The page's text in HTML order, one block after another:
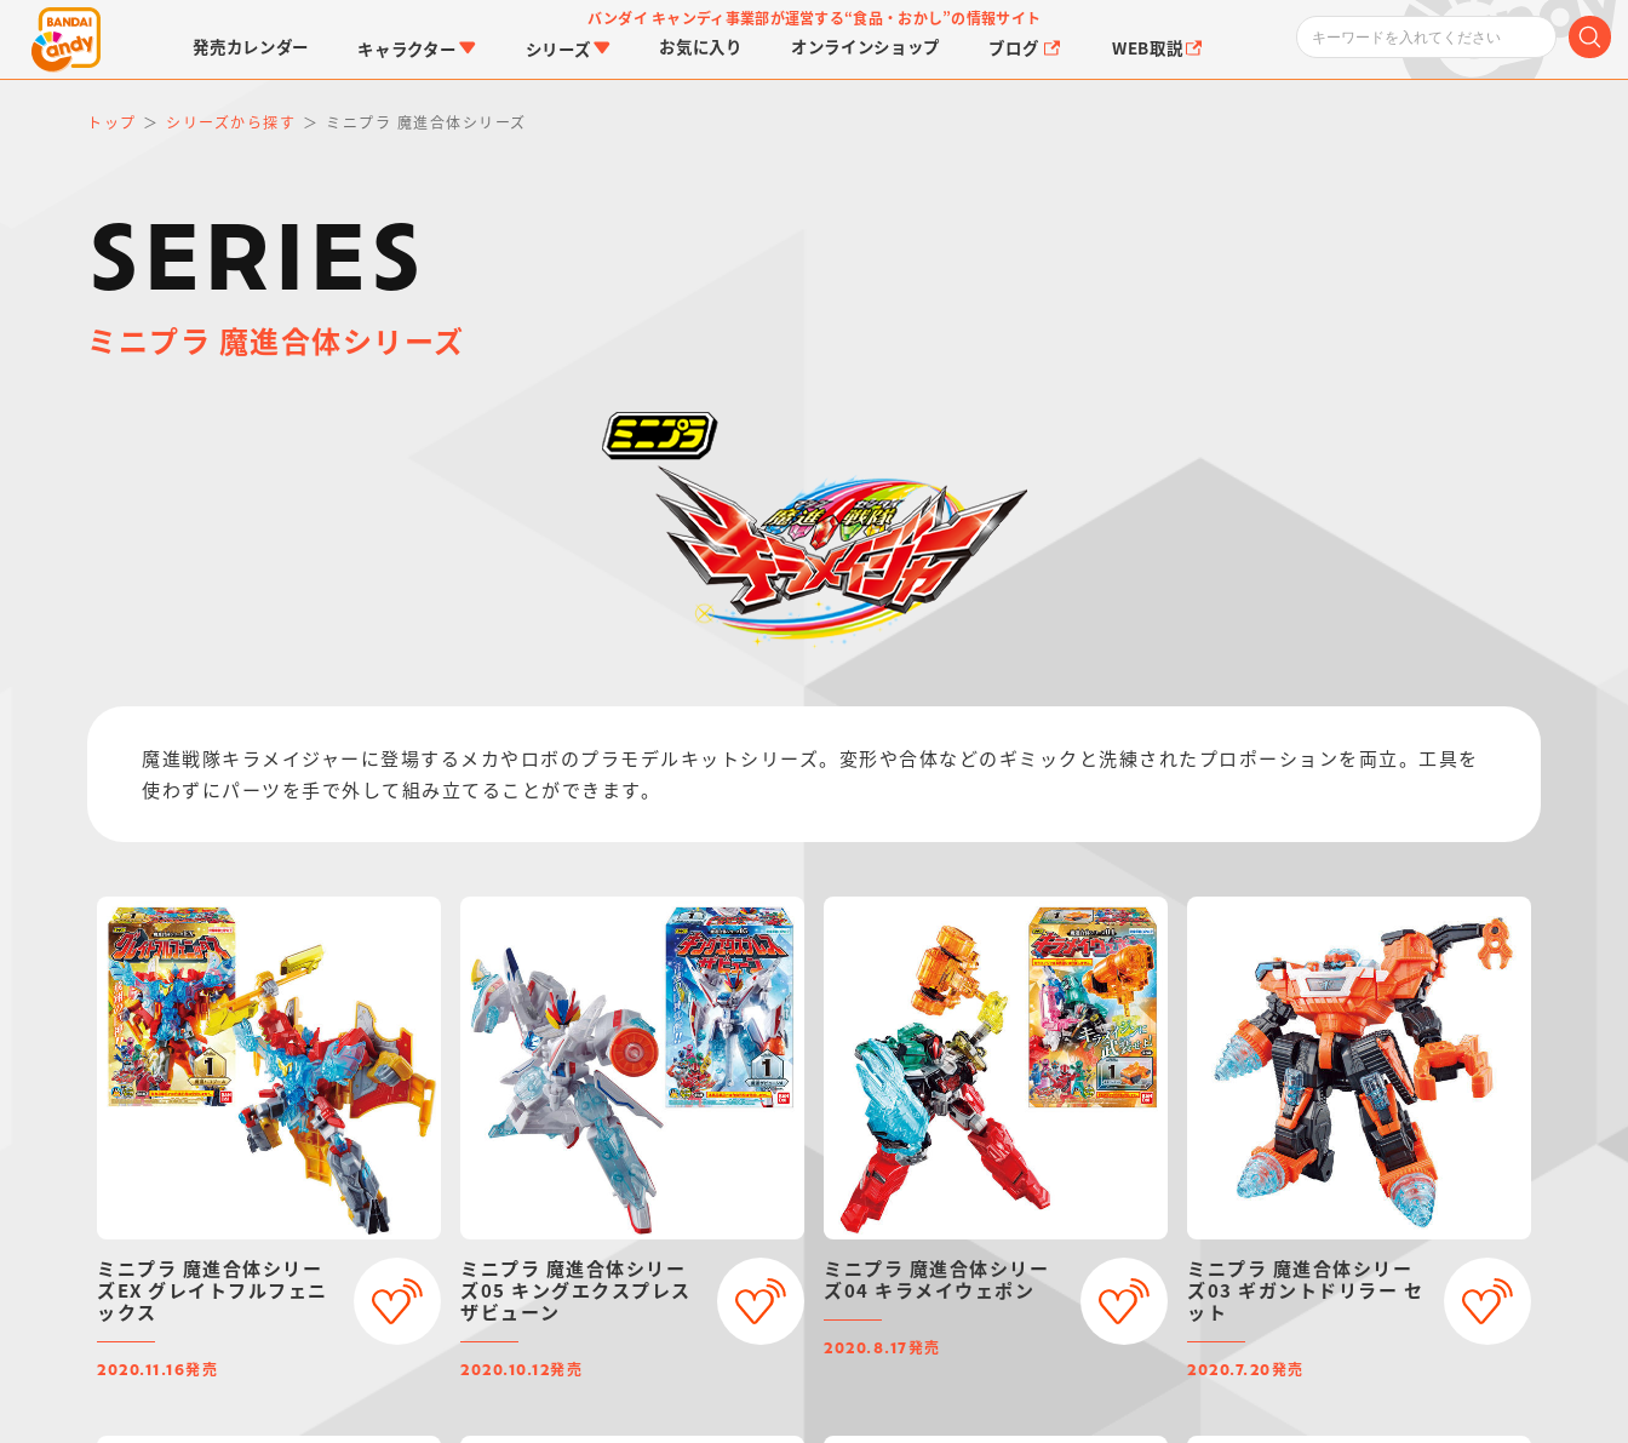
バンダイ キャンディ事業部が運営する“食品・おかし”の情報サイト
発売カレンダー キャラクター
LINK TRAVELERS 仮面ライダーシリーズ
シリーズ
チョコボックス キャラパキ
お気に入り オンラインショップ ブログ WEB取説
トップ シリーズから探す ミニプラ 魔進合体シリーズ
SERIES
ミニプラ 魔進合体シリーズ
魔進戦隊キラメイジャーに登場するメカやロボのプラモデルキットシリーズ。変形や合体などのギミックと洗練されたプロポーションを両立。工具を
使わずにパーツを手で外して組み立てることができます。
ミニプラ 魔進合体シリー
ズEX グレイトフルフェニ
ックス
2020.11.16発売
ミニプラ 魔進合体シリー
ズ05 キングエクスプレス
ザビューン
2020.10.12発売
ミニプラ 魔進合体シリー
ズ04 キラメイウェポン
2020.8.17 発売
ミニプラ 魔進合体シリー
ズ03 ギガントドリラー セ
ット
2020.7.20発売